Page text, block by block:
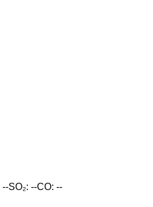
--SO₂: --CO: --